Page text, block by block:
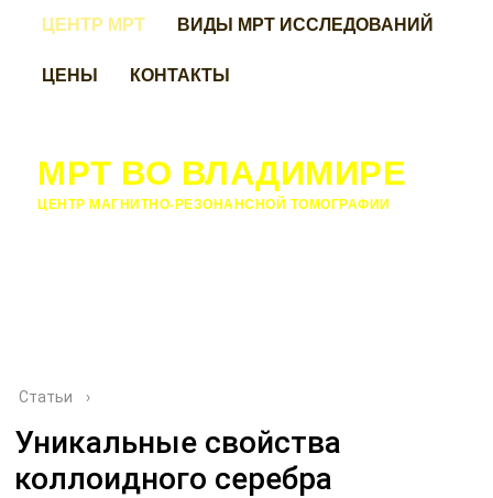
ЦЕНТР МРТ
ВИДЫ МРТ ИССЛЕДОВАНИЙ
ЦЕНЫ
КОНТАКТЫ
МРТ ВО ВЛАДИМИРЕ
ЦЕНТР МАГНИТНО-РЕЗОНАНСНОЙ ТОМОГРАФИИ
Статьи ›
Уникальные свойства
коллоидного серебра